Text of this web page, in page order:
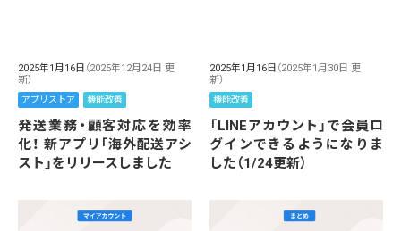
2025年1月16日 （2025年12月24日 更
新）
アプリストア 機能改善
発送業務・顧客対応を効率
化！ 新アプリ「海外配送アシ
スト」をリリースしました
2025年1月16日 （2025年1月30日 更
新）
機能改善
「LINEアカウント」で会員ロ
グインできるようになりま
した（1/24更新）